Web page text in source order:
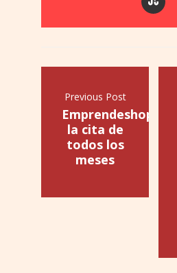
Previous Post
Emprendeshopping,
la cita de
todos los
meses